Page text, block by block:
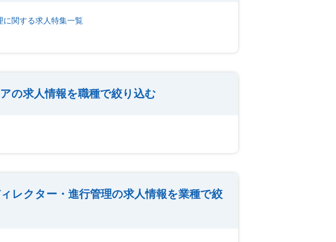
に関する求人特集一覧
の求人情報を職種で絞り込む
レクター・進行管理の求人情報を業種で絞